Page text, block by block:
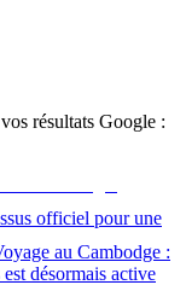
résultats Google :
officiel pour une
au Cambodge :
désormais active